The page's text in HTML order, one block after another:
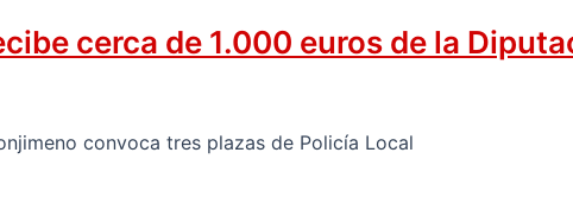
cerca de 1.000 euros de la